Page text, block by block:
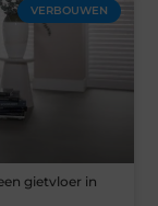
VERBOUWEN
gietvloer in